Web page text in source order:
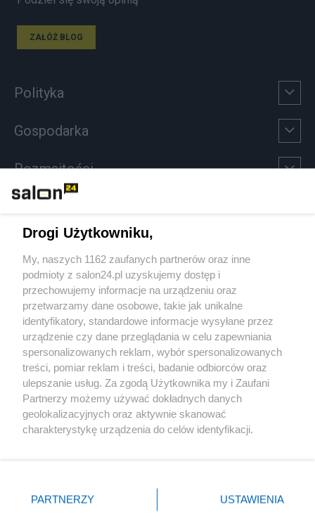
ZAŁÓŻ BLOG
Polityka
Gospodarka
Rozmaitości
Sport
Społeczeństwo
Kultura
X Facebook Instagram Youtube
Drogi Użytkowniku,
My, naszych 1162 zaufanych partnerów oraz inne
podmioty z salon24.pl uzyskujemy dostęp i
przechowujemy informacje na urządzeniu oraz
przetwarzamy dane osobowe, takie jak unikalne
identyfikatory, standardowe informacje wysyłane przez
urządzenie czy dane przeglądania w celu zapewniania
spersonalizowanych reklam, wybór spersonalizowanych
treści, pomiar reklam i treści, badanie odbiorców oraz
ulepszanie usług. Za zgodą Użytkownika my i Zaufani
Partnerzy możemy używać dokładnych danych
geolokalizacyjnych oraz aktywnie skanować
charakterystykę urządzenia do celów identyfikacji.
zmienić/wycofać klikając przycisk ustawień prywatności
znajdujący się w lewym dolnym rogu strony
PARTNERZY USTAWIENIA